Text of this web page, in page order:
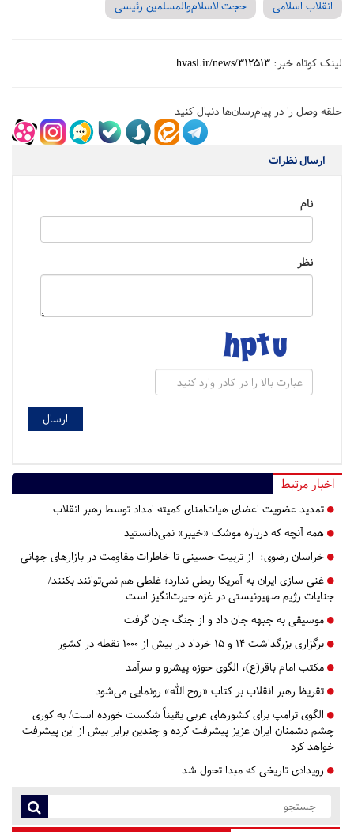
انقلاب اسلامی حجت‌الاسلام‌والمسلمین رئیسی
لینک کوتاه خبر: hvasl.ir/news/312513
حلقه وصل را در پیام‌رسان‌ها دنبال کنید
ارسال نظرات
نام
نظر
اخبار مرتبط
تمدید عضویت اعضای هیات‌امنای کمیته امداد توسط رهبر انقلاب
همه آنچه که درباره موشک «خیبر» نمی‌دانستید
خراسان رضوی: از تربیت حسینی تا خاطرات مقاومت در بازارهای جهانی
غنی سازی ایران به آمریکا ربطی ندارد؛ غلطی هم‌ نمی‌توانند بکنند/
جنایات رژیم صهیونیستی در غزه حیرت‌انگیز است
موسیقی به جبهه جان داد و از جنگ جان گرفت
برگزاری بزرگداشت ۱۴ و ۱۵ خرداد در بیش از ۱۰۰۰ نقطه در کشور
مکتب امام باقر(ع)، الگوی حوزه پیشرو و سرآمد
تقریظ رهبر انقلاب بر کتاب «روح الله» رونمایی می‌شود
الگوی ترامپ برای کشورهای عربی یقیناً شکست‌ خورده است/ به کوری
چشم دشمنان ایران عزیز پیشرفت کرده و چندین برابر بیش از این پیشرفت
خواهد کرد
رویدادی تاریخی که مبدا تحول‌ شد